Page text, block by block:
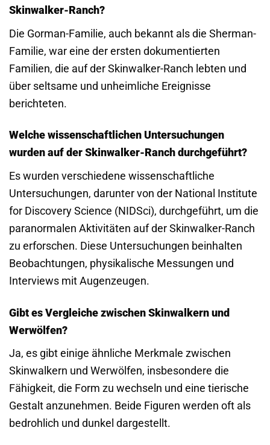
Skinwalker-Ranch?
Die Gorman-Familie, auch bekannt als die Sherman-
Familie, war eine der ersten dokumentierten
Familien, die auf der Skinwalker-Ranch lebten und
über seltsame und unheimliche Ereignisse
berichteten.
Welche wissenschaftlichen Untersuchungen
wurden auf der Skinwalker-Ranch durchgeführt?
Es wurden verschiedene wissenschaftliche
Untersuchungen, darunter von der National Institute
for Discovery Science (NIDSci), durchgeführt, um die
paranormalen Aktivitäten auf der Skinwalker-Ranch
zu erforschen. Diese Untersuchungen beinhalten
Beobachtungen, physikalische Messungen und
Interviews mit Augenzeugen.
Gibt es Vergleiche zwischen Skinwalkern und
Werwölfen?
Ja, es gibt einige ähnliche Merkmale zwischen
Skinwalkern und Werwölfen, insbesondere die
Fähigkeit, die Form zu wechseln und eine tierische
Gestalt anzunehmen. Beide Figuren werden oft als
bedrohlich und dunkel dargestellt.